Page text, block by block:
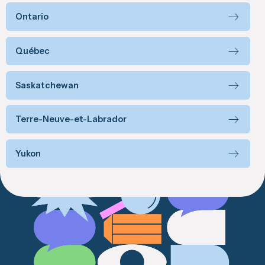
Ontario
Québec
Saskatchewan
Terre-Neuve-et-Labrador
Yukon